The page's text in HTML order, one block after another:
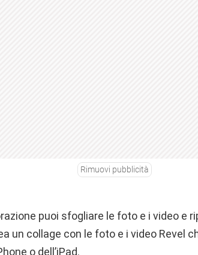
Rimuovi pubblicità
puoi sfogliare le foto e i video e
un collage con le foto e i video Revel
o dell’iPad.